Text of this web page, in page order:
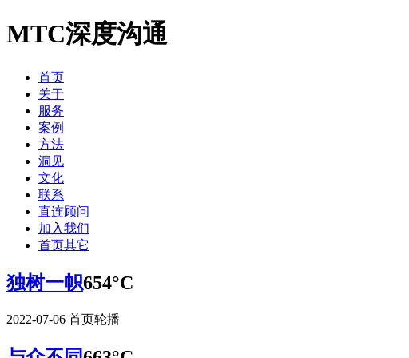
MTC深度沟通
首页
关于
服务
案例
方法
洞见
文化
联系
直连顾问
加入我们
首页其它
独树一帜654°C
2022-07-06 首页轮播